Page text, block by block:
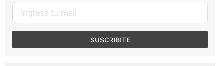
SUSCRIBITE